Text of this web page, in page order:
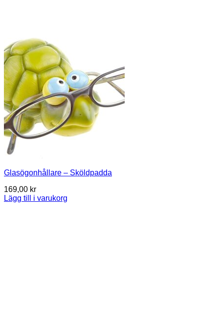
Glasögonhållare – Sköldpadda
169,00 kr
Lägg till i varukorg